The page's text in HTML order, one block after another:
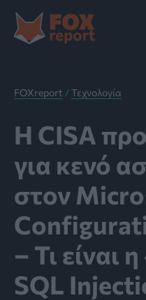
στο
περιεχόμενο
FOXreport /Τεχνολογία
Η CISA
για κενό
στον
– Τι είναι
SQL